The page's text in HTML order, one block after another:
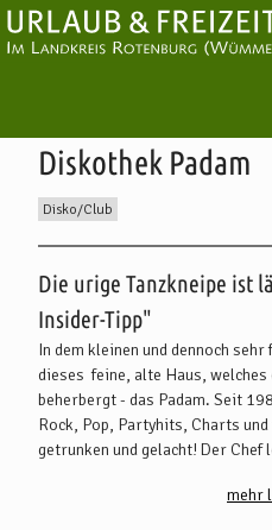
Diskothek Padam
Disko/Club
Beschreibung
Die urige Tanzkneipe ist
Insider-Tipp"
In dem kleinen und dennoch
dieses feine, alte Haus,
beherbergt - das Padam. Seit
Rock, Pop, Partyhits, Charts
getrunken und gelacht! Der
mehr